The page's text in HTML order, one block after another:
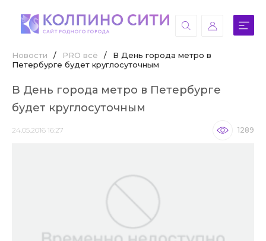
Новости / PRO всё /
В День города метро в
Петербурге будет круглосуточным
В День города метро в Петербурге
будет круглосуточным
24.05.2016 16:27 1289